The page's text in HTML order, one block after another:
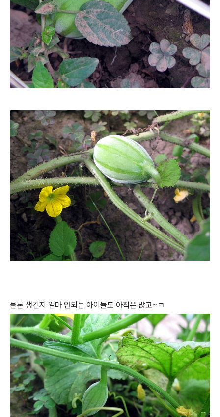
물론 생긴지 얼마 안되는 아이들도 아직은 많고~ㅋ